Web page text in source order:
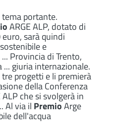
portante.
ARGE ALP, dotato di
sarà quindi
e
Provincia di Trento,
giuria internazionale.
progetti e li premierà
della Conferenza
che si svolgerà in
Al via il PremioArge
dell'acqua